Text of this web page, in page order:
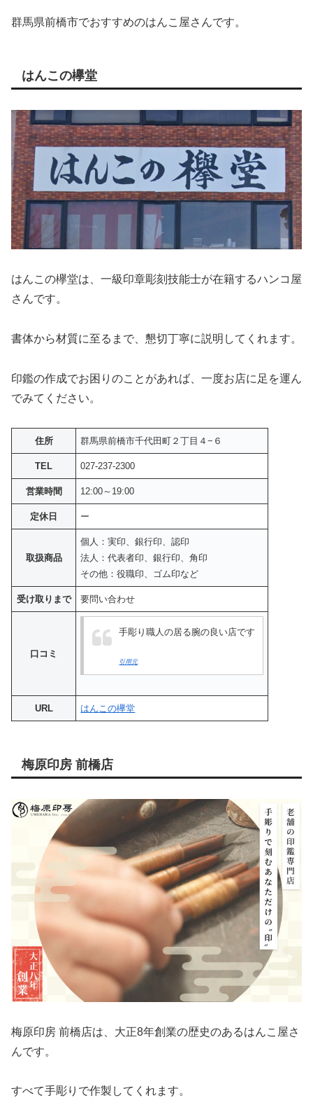
群馬県前橋市でおすすめのはんこ屋さんです。
はんこの欅堂
はんこの欅堂は、一級印章彫刻技能士が在籍するハンコ屋
さんです。
書体から材質に至るまで、懇切丁寧に説明してくれます。
印鑑の作成でお困りのことがあれば、一度お店に足を運ん
でみてください。
住所 群馬県前橋市千代田町２丁目４−６
TEL 027-237-2300
営業時間 12:00～19:00
定休日 ー
取扱商品
個人：実印、銀行印、認印
法人：代表者印、銀行印、角印
その他：役職印、ゴム印など
受け取りまで 要問い合わせ
口コミ
手彫り職人の居る腕の良い店です
引用元
URL はんこの欅堂
梅原印房 前橋店
梅原印房 前橋店は、大正8年創業の歴史のあるはんこ屋さ
んです。
すべて手彫りで作製してくれます。